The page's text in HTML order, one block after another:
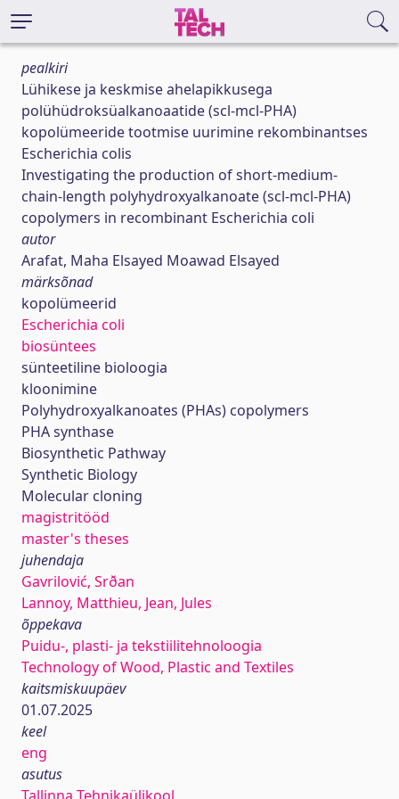
pealkiri
Lühikese ja keskmise ahelapikkusega
polühüdroksüalkanoaatide (scl-mcl-PHA)
kopolümeeride tootmise uurimine rekombinantses
Escherichia colis
Investigating the production of short-medium-
chain-length polyhydroxyalkanoate (scl-mcl-PHA)
copolymers in recombinant Escherichia coli
autor
Arafat, Maha Elsayed Moawad Elsayed
märksõnad
kopolümeerid
Escherichia coli
biosüntees
sünteetiline bioloogia
kloonimine
Polyhydroxyalkanoates (PHAs) copolymers
PHA synthase
Biosynthetic Pathway
Synthetic Biology
Molecular cloning
magistritööd
master's theses
juhendaja
Gavrilović, Srðan
Lannoy, Matthieu, Jean, Jules
õppekava
Puidu-, plasti- ja tekstiilitehnoloogia
Technology of Wood, Plastic and Textiles
kaitsmiskuupäev
01.07.2025
keel
eng
asutus